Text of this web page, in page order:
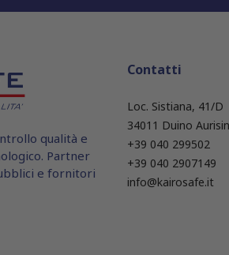
qualità e
Partner
e fornitori
Contatti
Loc. Sistiana, 41/D
34011 Duino
+39 040 299502
+39 040 2907149
info@kairosafe.it